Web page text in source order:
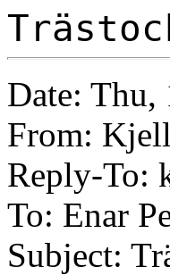
Date: Thu,
From:
Reply-To:
To: Enar
Subject: